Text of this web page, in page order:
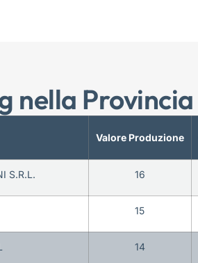
nella Provincia
Valore Produzione
S.R.L. 16
15
14